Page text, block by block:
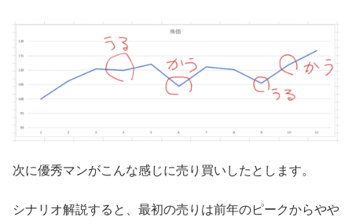
次に優秀マンがこんな感じに売り買いしたとします。
シナリオ解説すると、最初の売りは前年のピークからやや